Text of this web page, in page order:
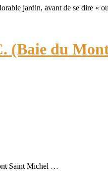
jardin, avant de se dire «
(Baie du
Saint Michel …